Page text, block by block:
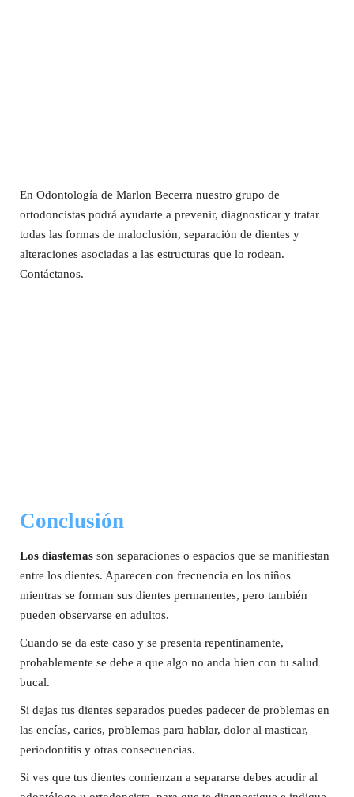
En Odontología de Marlon Becerra nuestro grupo de
ortodoncistas podrá ayudarte a prevenir, diagnosticar y tratar
todas las formas de maloclusión, separación de dientes y
alteraciones asociadas a las estructuras que lo rodean.
Contáctanos.
Conclusión
Los diastemas son separaciones o espacios que se manifiestan
entre los dientes. Aparecen con frecuencia en los niños
mientras se forman sus dientes permanentes, pero también
pueden observarse en adultos.
Cuando se da este caso y se presenta repentinamente,
probablemente se debe a que algo no anda bien con tu salud
bucal.
Si dejas tus dientes separados puedes padecer de problemas en
las encías, caries, problemas para hablar, dolor al masticar,
periodontitis y otras consecuencias.
Si ves que tus dientes comienzan a separarse debes acudir al